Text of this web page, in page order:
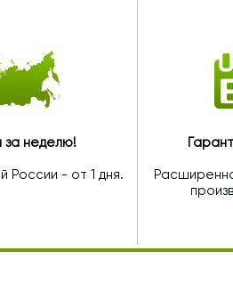
за неделю!
России - от 1 дня.